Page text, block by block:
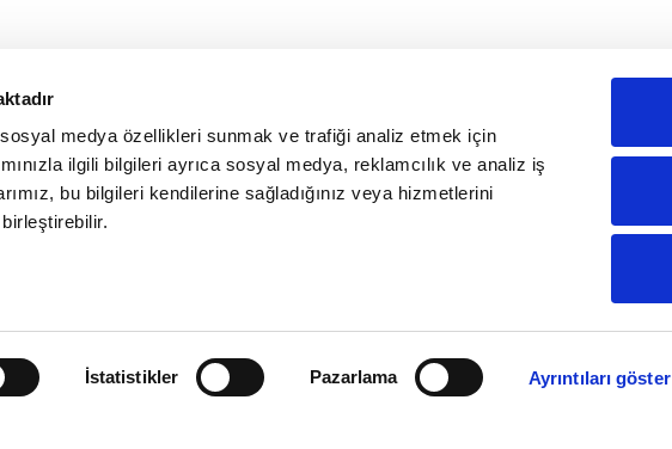
medya özellikleri sunmak ve trafiği analiz etmek için
ilgili bilgileri ayrıca sosyal medya, reklamcılık ve analiz iş
bu bilgileri kendilerine sağladığınız veya hizmetlerini
İstatistikler Pazarlama Ayrıntıları göster